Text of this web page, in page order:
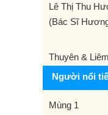
Lê Thị Thu
(Bác Sĩ
Thuyên & Liêm
Người nổi
Mùng 1